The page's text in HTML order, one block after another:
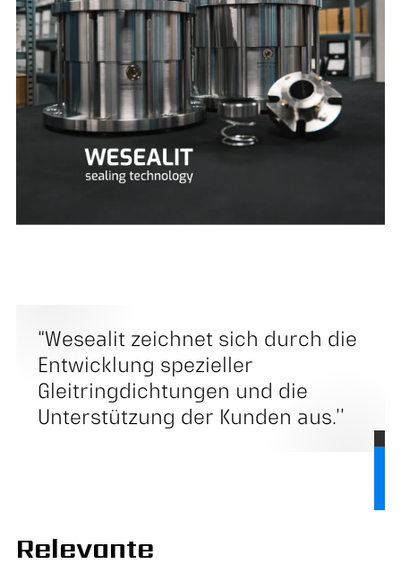
“Wesealit zeichnet sich durch die
Entwicklung spezieller
Gleitringdichtungen und die
Unterstützung der Kunden aus.’’
Relevante